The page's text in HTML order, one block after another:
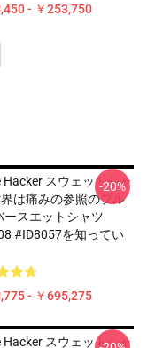
- ￥253,750
Hacker スウェットシャ
界は痛みの参照のプル
ースエットシャツ
#ID8057を知ってい
- ￥695,275
-20%
Hacker スウェットシャ